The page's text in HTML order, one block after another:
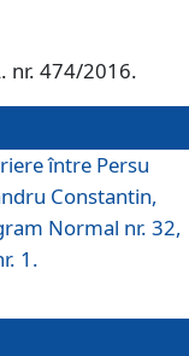
nr. 474/2016.
între Persu
Constantin,
Normal nr. 32,
1.